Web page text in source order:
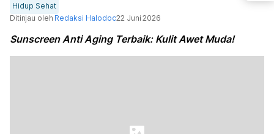
Hidup Sehat
Ditinjau oleh Redaksi Halodoc22 Juni 2026
Sunscreen Anti Aging Terbaik: Kulit Awet Muda!